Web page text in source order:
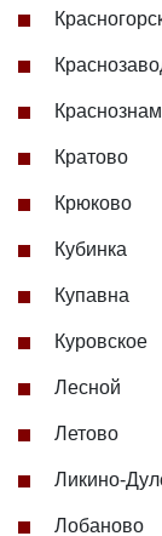
Кратово
Крюково
Кубинка
Купавна
Куровское
Лесной
Летово
Ликино-
Лобаново